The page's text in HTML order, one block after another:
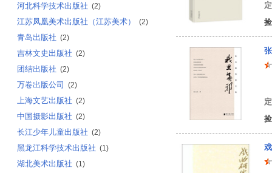
河北科学技术出版社 (2)
江苏凤凰美术出版社（江苏美术） (2)
青岛出版社 (2)
吉林文史出版社 (2)
团结出版社 (2)
万卷出版公司 (2)
上海文艺出版社 (2)
中国摄影出版社 (2)
长江少年儿童出版社 (2)
黑龙江科学技术出版社 (1)
湖北美术出版社 (1)